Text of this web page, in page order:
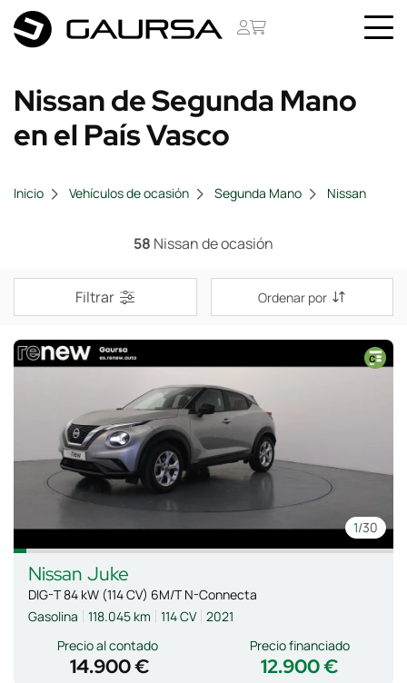
Nissan de Segunda Mano
en el País Vasco
Inicio Vehículos de ocasión Segunda Mano Nissan
58 Nissan de ocasión
Filtrar Ordenar por
1/30
Nissan Juke
DIG-T 84 kW (114 CV) 6M/T N-Connecta
Gasolina
118.045 km 114 CV 2021
Precio al contado
14.900 € 12.900 €
Precio financiado